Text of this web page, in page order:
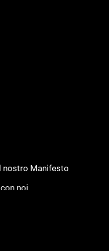
nostro Manifesto
noi